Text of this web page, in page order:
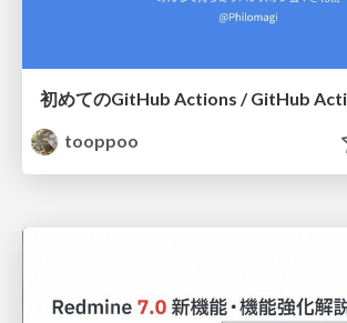
初めてのGitHub Actions / GitHub
tooppoo